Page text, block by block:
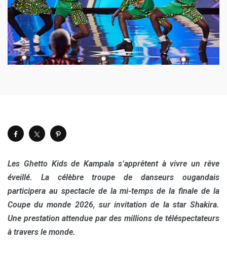
Les Ghetto Kids de Kampala s’apprêtent à vivre un rêve
éveillé. La célèbre troupe de danseurs ougandais
participera au spectacle de la mi-temps de la finale de la
Coupe du monde 2026, sur invitation de la star Shakira.
Une prestation attendue par des millions de téléspectateurs
à travers le monde.